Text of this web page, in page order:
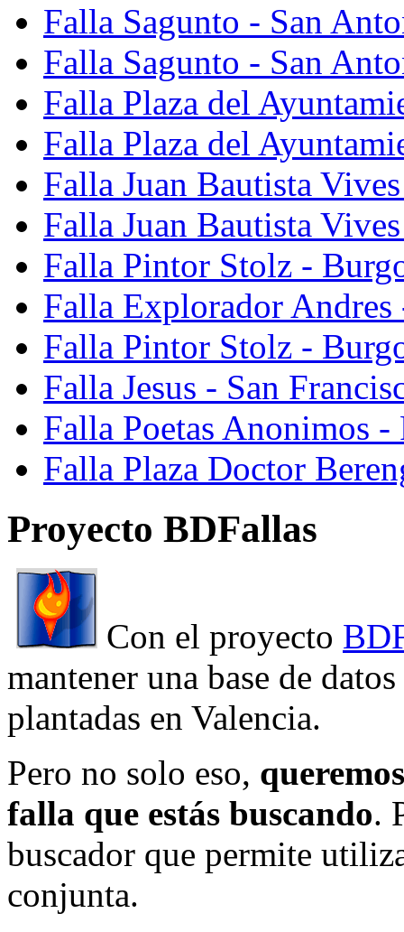
Falla Sagunto - San
Falla Sagunto - San
Falla Plaza del
Falla Plaza del
Falla Juan Bautista
Falla Juan Bautista
Falla Pintor Stolz -
Falla Explorador Andres
Falla Pintor Stolz -
Falla Jesus - San
Falla Poetas Anonimos
Falla Plaza Doctor
Proyecto BDFallas
Con el proyecto
mantener una base de
plantadas en Valencia.
Pero no solo eso,
falla que estás buscando.
buscador que permite
conjunta.